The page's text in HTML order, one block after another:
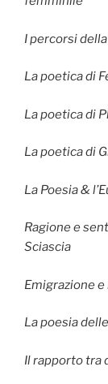
I percorsi della
La poetica di
La poetica di
La poetica di
La Poesia &
Ragione e
Sciascia
Emigrazione
La poesia
Il rapporto tra